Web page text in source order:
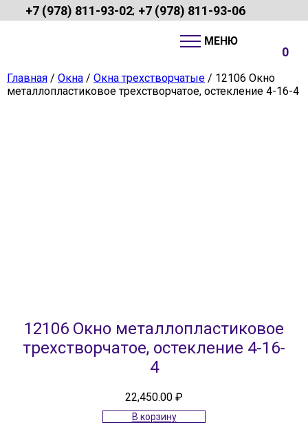
+7 (978) 811-93-02; +7 (978) 811-93-06
0
Главная / Окна / Окна трехстворчатые / 12106 Окно
металлопластиковое трехстворчатое, остекление 4-16-4
12106 Окно металлопластиковое
трехстворчатое, остекление 4-16-
4
22,450.00 ₽
В корзину